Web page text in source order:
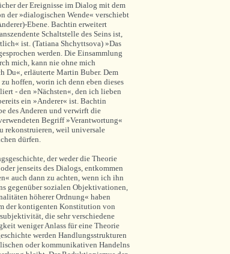
der Ereignisse im Dialog mit dem
der »dialogischen Wende« verschiebt
Ebene. Bachtin erweitert
Schaltstelle des Seins ist,
ist. (Tatiana Shchyttsova) »Das
werden. Die Einsammlung
mich, kann nie ohne mich
Du«, erläuterte Martin Buber. Dem
hoffen, worin ich denn eben dieses
- den »Nächsten«, den ich lieben
ein »Anderer« ist. Bachtin
des Anderen und verwirft die
Begriff »Verantwortung«
rekonstruieren, weil universale
dürfen.
der weder die Theorie
jenseits des Dialogs, entkommen
auch dann zu achten, wenn ich ihn
gegenüber sozialen Objektivationen,
höherer Ordnung« haben
der kontigenten Konstitution von
die sehr verschiedene
weniger Anlass für eine Theorie
werden Handlungsstrukturen
oder kommunikativen Handelns